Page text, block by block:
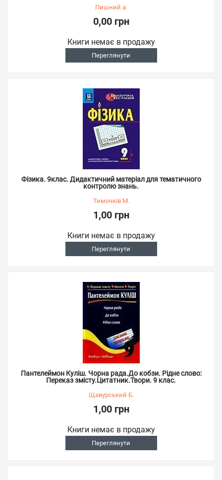
Пишний а.
0,00 грн
Книги немає в продажу
Переглянути
Фізика. 9клас. Дидактичний матеріал для тематичного
контролю знань.
Тимочків М.
1,00 грн
Книги немає в продажу
Переглянути
Пантелеймон Куліш. Чорна рада.До кобзи. Рідне слово:
Переказ змісту.Цитатник.Твори. 9 клас.
Щавурський Б.
1,00 грн
Книги немає в продажу
Переглянути